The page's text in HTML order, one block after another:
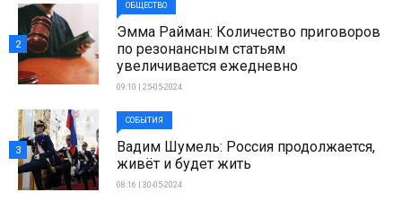
ОБЩЕСТВО
Эмма Райман: Количество приговоров
по резонансным статьям
увеличивается ежедневно
09:10 | 25-05-2024
2
СОБЫТИЯ
Вадим Шумель: Россия продолжается,
живёт и будет жить
08:16 | 30-05-2024
3